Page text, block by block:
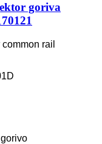
goriva
rail